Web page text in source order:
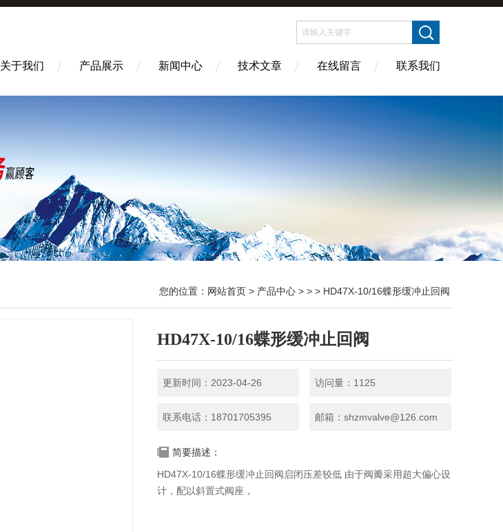
关于我们 产品展示 新闻中心 技术文章 在线留言 联系我们
您的位置： 网站首页 > 产品中心 > > > HD47X-10/16蝶形缓冲止回阀
HD47X-10/16蝶形缓冲止回阀
更新时间：2023-04-26 访问量：1125
联系电话：18701705395 邮箱：shzmvalve@126.com
简要描述：
HD47X-10/16蝶形缓冲止回阀启闭压差较低 由于阀瓣采用超大偏心设
计，配以斜置式阀座，